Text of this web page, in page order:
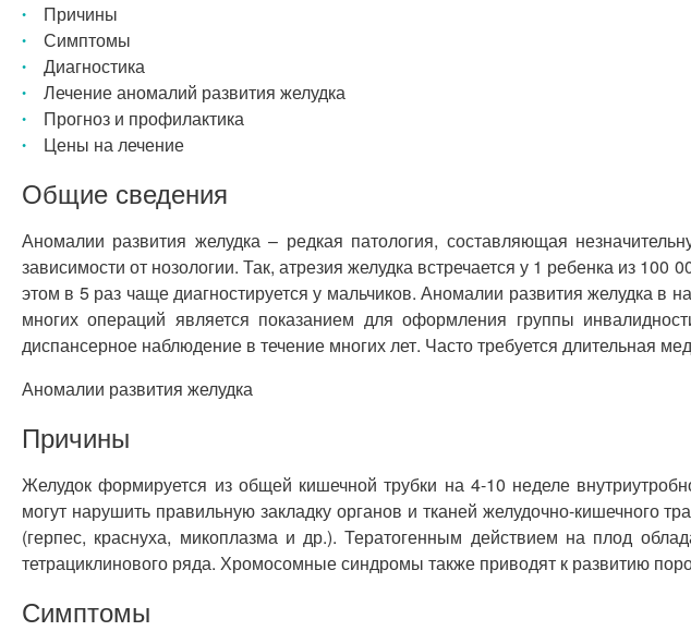
Причины
Симптомы
Диагностика
Лечение аномалий развития желудка
Прогноз и профилактика
Цены на лечение
Общие сведения
Аномалии развития желудка – редкая патология, составляющая
зависимости от нозологии. Так, атрезия желудка встречается у 1 ребенка из
этом в 5 раз чаще диагностируется у мальчиков. Аномалии развития желудка
многих операций является показанием для оформления группы
диспансерное наблюдение в течение многих лет. Часто требуется длительная
Аномалии развития желудка
Причины
Желудок формируется из общей кишечной трубки на 4-10 неделе
могут нарушить правильную закладку органов и тканей желудочно-кишечного
(герпес, краснуха, микоплазма и др.). Тератогенным действием на плод
тетрациклинового ряда. Хромосомные синдромы также приводят к развитию
Симптомы